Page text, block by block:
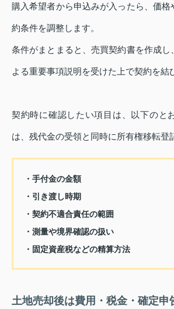
購入希望者から申込みが入ったら、価格
約条件を調整します。
条件がまとまると、売買契約書を作成し
よる重要事項説明を受けた上で契約を結
契約時に確認したい項目は、以下のと
は、残代金の受領と同時に所有権移転登
・手付金の金額
・引き渡し時期
・契約不適合責任の範囲
・測量や境界確認の扱い
・固定資産税などの精算方法
土地売却後は費用・税金・確定申